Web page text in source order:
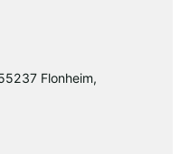
Flonheim,